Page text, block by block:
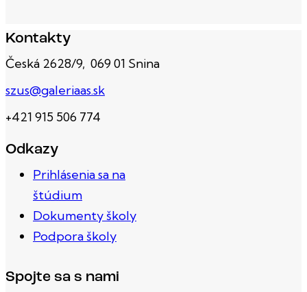
Kontakty
Česká 2628/9, 069 01 Snina
szus@galeriaas.sk
+421 915 506 774
Odkazy
Prihlásenia sa na
štúdium
Dokumenty školy
Podpora školy
Spojte sa s nami